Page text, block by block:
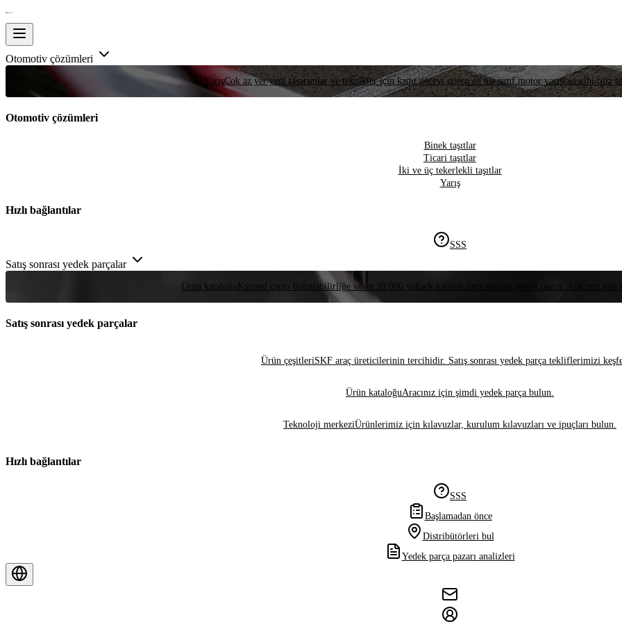
Otomotiv çözümleri
YarışÇok az yer yeni tasarımlar ve teknikler için kanıt görevi gören en üst sınıf motor yarışları gibi titiz
Otomotiv çözümleri
Binek taşıtlar
Ticari taşıtlar
İki ve üç tekerlekli taşıtlar
Yarış
Hızlı bağlantılar
SSS
Satış sonrası yedek parçalar
Ürün kataloğu Küresel çapta bulunabilirliğe sahip 20.000 yüksek kaliteli satış sonrası yedek parça. Aracınız
Satış sonrası yedek parçalar
Ürün çeşitleriSKF araç üreticilerinin tercihidir. Satış sonrası yedek parça tekliflerimizi
Ürün kataloğuAracınız için şimdi yedek parça bulun.
Teknoloji merkeziÜrünlerimiz için kılavuzlar, kurulum kılavuzları ve ipuçları bulun.
Hızlı bağlantılar
SSS
Başlamadan önce
Distribütörleri bul
Yedek parça pazarı analizleri